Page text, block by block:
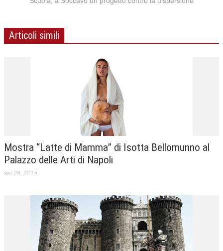
Articoli simili
Mostra “Latte di Mamma” di Isotta Bellomunno al
Palazzo delle Arti di Napoli
set 29, 2015